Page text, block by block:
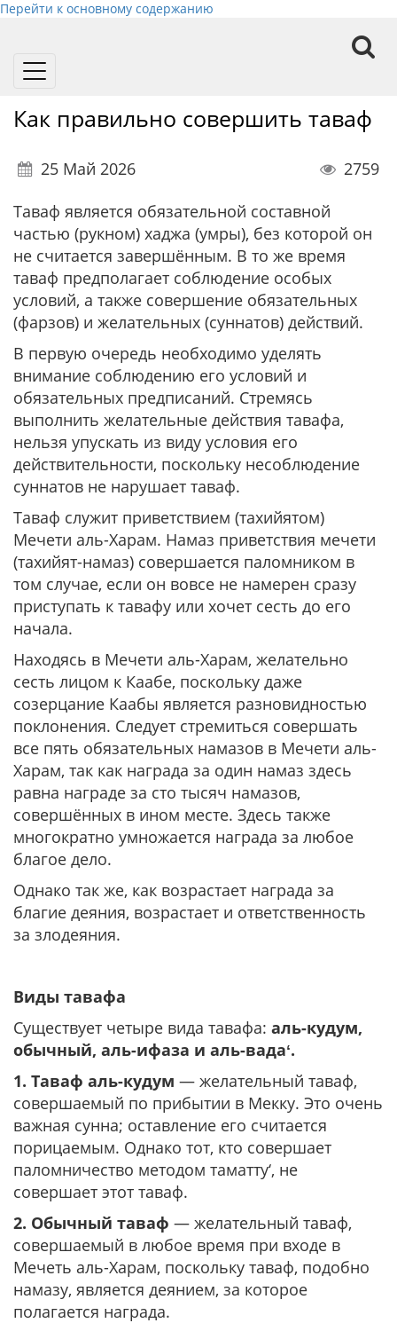
Перейти к основному содержанию
Toggle
Как правильно совершить таваф
25 Май 2026
2759
Таваф является обязательной составной
частью (рукном) хаджа (умры), без которой он
не считается завершённым. В то же время
таваф предполагает соблюдение особых
условий, а также совершение обязательных
(фарзов) и желательных (суннатов) действий.
В первую очередь необходимо уделять
внимание соблюдению его условий и
обязательных предписаний. Стремясь
выполнить желательные действия тавафа,
нельзя упускать из виду условия его
действительности, поскольку несоблюдение
суннатов не нарушает таваф.
Таваф служит приветствием (тахийятом)
Мечети аль-Харам. Намаз приветствия мечети
(тахийят-намаз) совершается паломником в
том случае, если он вовсе не намерен сразу
приступать к тавафу или хочет сесть до его
начала.
Находясь в Мечети аль-Харам, желательно
сесть лицом к Каабе, поскольку даже
созерцание Каабы является разновидностью
поклонения. Следует стремиться совершать
все пять обязательных намазов в Мечети аль-
Харам, так как награда за один намаз здесь
равна награде за сто тысяч намазов,
совершённых в ином месте. Здесь также
многократно умножается награда за любое
благое дело.
Однако так же, как возрастает награда за
благие деяния, возрастает и ответственность
за злодеяния.
Виды тавафа
Существует четыре вида тавафа: аль-кудум,
обычный, аль-ифаза и аль-вадаʻ.
1. Таваф аль-кудум — желательный таваф,
совершаемый по прибытии в Мекку. Это очень
важная сунна; оставление его считается
порицаемым. Однако тот, кто совершает
паломничество методом таматту‘, не
совершает этот таваф.
2. Обычный таваф — желательный таваф,
совершаемый в любое время при входе в
Мечеть аль-Харам, поскольку таваф, подобно
намазу, является деянием, за которое
полагается награда.